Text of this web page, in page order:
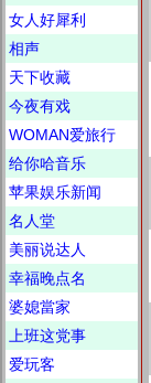
女人好犀利
相声
天下收藏
今夜有戏
WOMAN爱旅行
给你哈音乐
苹果娱乐新闻
名人堂
美丽说达人
幸福晚点名
婆媳當家
上班这党事
爱玩客